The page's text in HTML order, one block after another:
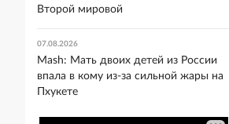
Второй мировой
07.08.2026
Mash: Мать двоих детей из России
впала в кому из-за сильной жары на
Пхукете